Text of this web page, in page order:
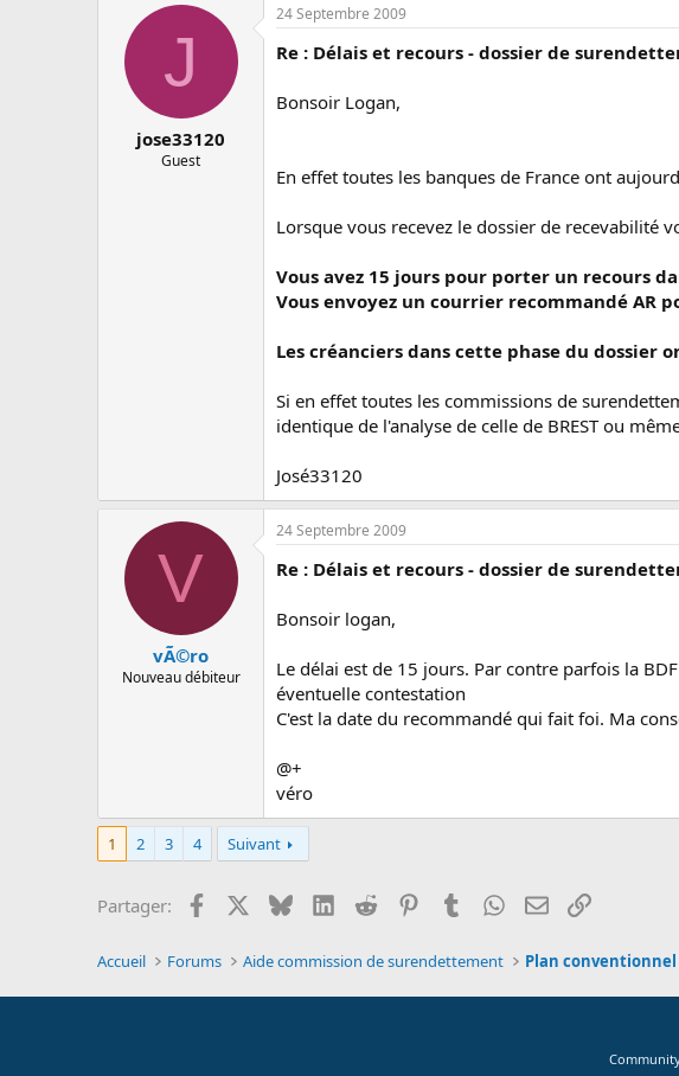
J
jose33120
Guest
24 Septembre 2009
Re : Délais et recours - dossier de
Bonsoir Logan,
En effet toutes les banques de France ont
Lorsque vous recevez le dossier de recevabilité
Vous avez 15 jours pour porter un recours
Vous envoyez un courrier recommandé AR
Les créanciers dans cette phase du
Si en effet toutes les commissions de
identique de l'analyse de celle de BREST ou
José33120
V
vÃ©ro
Nouveau débiteur
24 Septembre 2009
Re : Délais et recours - dossier de
Bonsoir logan,
Le délai est de 15 jours. Par contre parfois la
éventuelle contestation
C'est la date du recommandé qui fait foi. Ma
@+
véro
1 2 3 4 Suivant
Partager: Facebook BlueskyLinkedInReddit PinterestTumblrWhatsApp
EmailLien
Accueil Forums Aide commission de surendettement Plan